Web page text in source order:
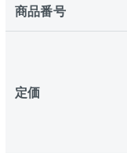
商品番号
定価